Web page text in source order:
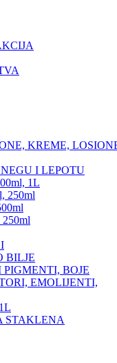
KREME,
I LEPOTU
1L
250ml
BILJE
BOJE
EMOLIJENTI,
STAKLENA